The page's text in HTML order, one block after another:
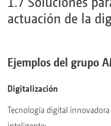
actuación de la
Ejemplos del grupo
Digitalización
Tecnología digital